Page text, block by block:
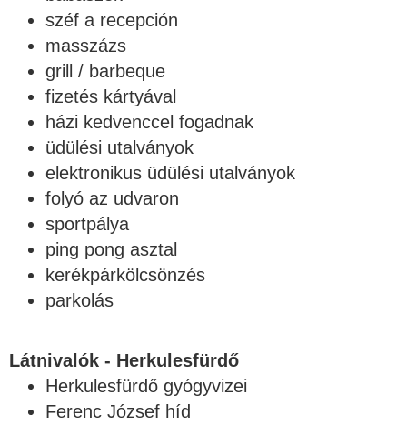
széf a recepción
masszázs
grill / barbeque
fizetés kártyával
házi kedvenccel fogadnak
üdülési utalványok
elektronikus üdülési utalványok
folyó az udvaron
sportpálya
ping pong asztal
kerékpárkölcsönzés
parkolás
Látnivalók - Herkulesfürdő
Herkulesfürdő gyógyvizei
Ferenc József híd